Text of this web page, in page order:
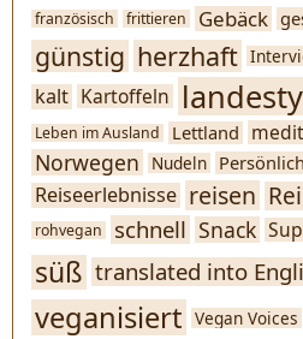
französisch frittieren Gebäck
günstig herzhaft
kalt Kartoffeln
Leben im Ausland Lettland
Norwegen Nudeln
Reiseerlebnisse reisen
rohvegan
schnell Snack
süß translated into
veganisiert Vegan Voices